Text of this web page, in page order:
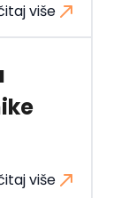
više
više